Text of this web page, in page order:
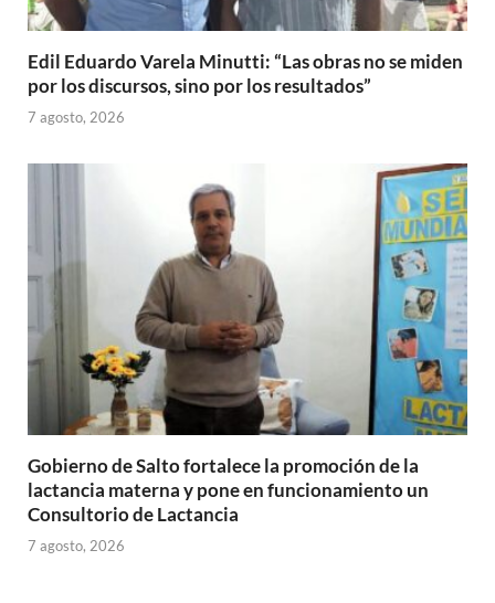
Edil Eduardo Varela Minutti: “Las obras no se miden
por los discursos, sino por los resultados”
7 agosto, 2026
Gobierno de Salto fortalece la promoción de la
lactancia materna y pone en funcionamiento un
Consultorio de Lactancia
7 agosto, 2026